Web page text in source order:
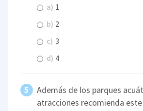
a) 1
b) 2
c) 3
d) 4
Además de los parques
atracciones recomienda